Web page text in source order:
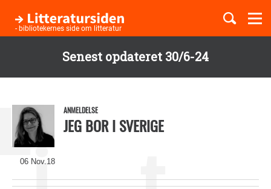
Senest opdateret 30/6-24
hovedindhold
- bibliotekernes side om litteratur
Børnebøger
06 Nov.18
ANMELDELSE
JEG BOR I SVERIGE